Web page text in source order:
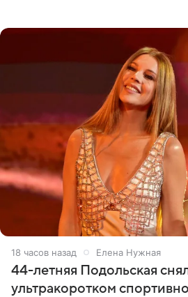
18 часов назад Елена Нужная
44-летняя Подольская
ультракоротком